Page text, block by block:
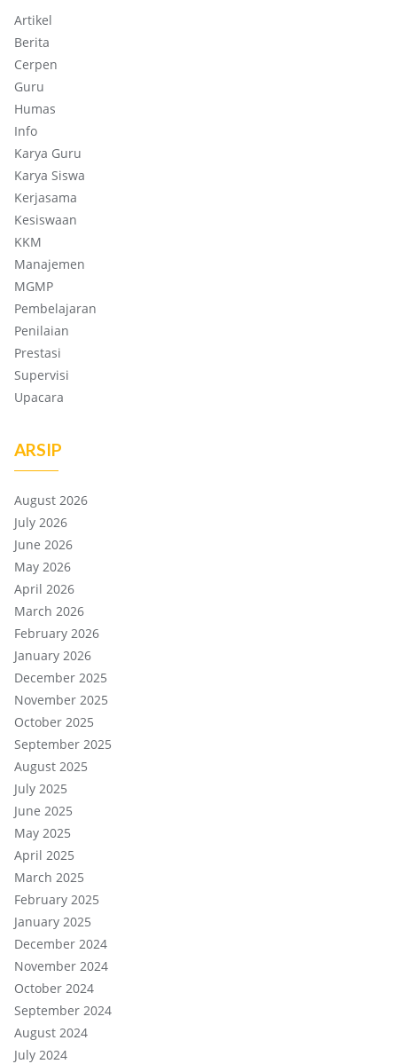
Artikel
Berita
Cerpen
Guru
Humas
Info
Karya Guru
Karya Siswa
Kerjasama
Kesiswaan
KKM
Manajemen
MGMP
Pembelajaran
Penilaian
Prestasi
Supervisi
Upacara
ARSIP
August 2026
July 2026
June 2026
May 2026
April 2026
March 2026
February 2026
January 2026
December 2025
November 2025
October 2025
September 2025
August 2025
July 2025
June 2025
May 2025
April 2025
March 2025
February 2025
January 2025
December 2024
November 2024
October 2024
September 2024
August 2024
July 2024